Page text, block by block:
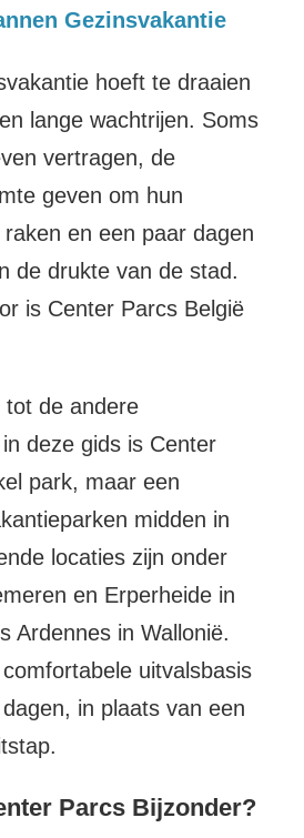
Gezinsvakantie
hoeft te draaien
lange wachtrijen. Soms
vertragen, de
geven om hun
en een paar dagen
de drukte van de stad.
is Center Parcs België
tot de andere
deze gids is Center
park, maar een
midden in
locaties zijn onder
en Erperheide in
Ardennes in Wallonië.
uitvalsbasis
in plaats van een
Parcs Bijzonder?